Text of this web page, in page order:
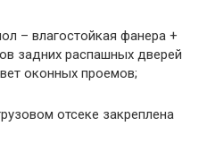
– влагостойкая фанера +
задних распашных дверей
оконных проемов;
отсеке закреплена